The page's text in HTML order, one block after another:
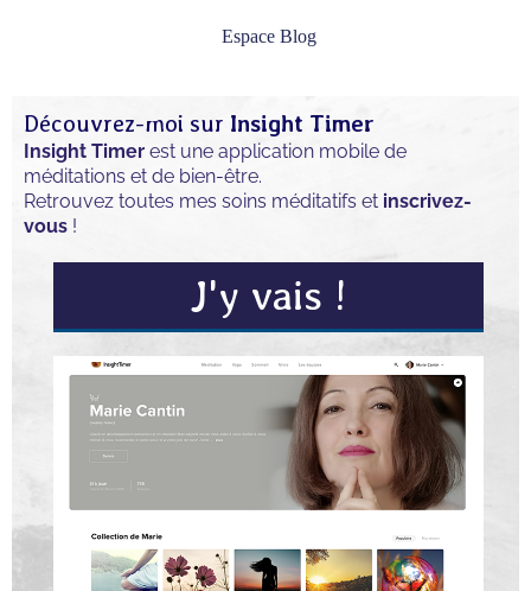
Espace Blog
Découvrez-moi sur Insight Timer
Insight Timer est une application mobile de
méditations et de bien-être.
Retrouvez toutes mes soins méditatifs et inscrivez-
vous !
J'y vais !